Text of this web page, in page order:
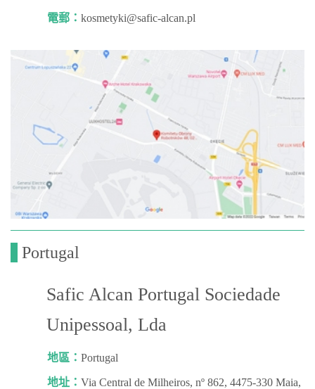
電郵：kosmetyki@safic-alcan.pl
Portugal
Safic Alcan Portugal Sociedade
Unipessoal, Lda
地區：Portugal
地址：Via Central de Milheiros, nº 862, 4475-330 Maia,